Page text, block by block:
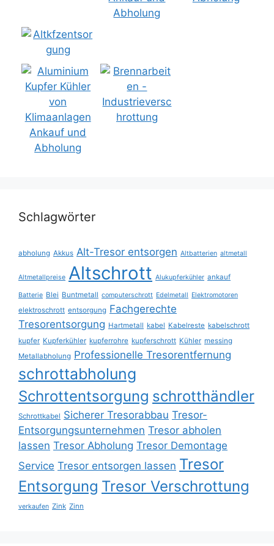
Schlagwörter
abholung Akkus Alt-Tresor entsorgen Altbatterien altmetall
Altmetallpreise Altschrott Alukupferkühler ankauf
Batterie Blei Buntmetall computerschrott Edelmetall Elektromotoren
elektroschrott entsorgung Fachgerechte
Tresorentsorgung Hartmetall kabel Kabelreste kabelschrott
kupfer Kupferkühler kupferrohre kupferschrott Kühler messing
Metallabholung Professionelle Tresorentfernung
schrottabholung
Schrottentsorgung schrotthändler
Schrottkabel Sicherer Tresorabbau Tresor-
Entsorgungsunternehmen Tresor abholen
lassen Tresor Abholung Tresor Demontage
Service Tresor entsorgen lassen Tresor
Entsorgung Tresor Verschrottung
verkaufen Zink Zinn